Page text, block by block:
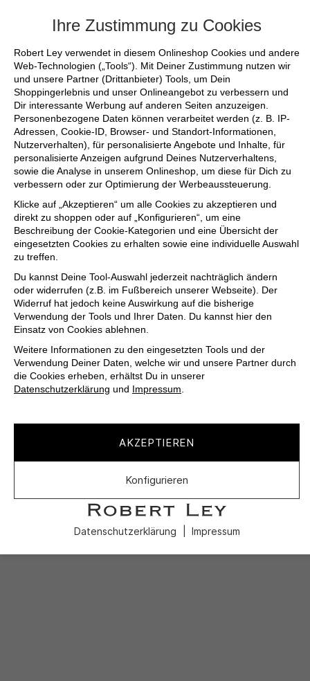
Ihre Zustimmung zu Cookies
Robert Ley verwendet in diesem Onlineshop Cookies und andere
Web-Technologien („Tools“). Mit Deiner Zustimmung nutzen wir
und unsere Partner (Drittanbieter) Tools, um Dein
Shoppingerlebnis und unser Onlineangebot zu verbessern und
Dir interessante Werbung auf anderen Seiten anzuzeigen.
Personenbezogene Daten können verarbeitet werden (z. B. IP-
Adressen, Cookie-ID, Browser- und Standort-Informationen,
Nutzerverhalten), für personalisierte Angebote und Inhalte, für
personalisierte Anzeigen aufgrund Deines Nutzerverhaltens,
sowie die Analyse in unserem Onlineshop, um diese für Dich zu
verbessern oder zur Optimierung der Werbeaussteuerung.
Klicke auf „Akzeptieren“ um alle Cookies zu akzeptieren und
direkt zu shoppen oder auf „Konfigurieren“, um eine
Beschreibung der Cookie-Kategorien und eine Übersicht der
eingesetzten Cookies zu erhalten sowie eine individuelle Auswahl
zu treffen.
Du kannst Deine Tool-Auswahl jederzeit nachträglich ändern
oder widerrufen (z.B. im Fußbereich unserer Webseite). Der
Widerruf hat jedoch keine Auswirkung auf die bisherige
Verwendung der Tools und Ihrer Daten. Du kannst hier den
Einsatz von Cookies ablehnen.
Weitere Informationen zu den eingesetzten Tools und der
Verwendung Deiner Daten, welche wir und unsere Partner durch
die Cookies erheben, erhältst Du in unserer
Datenschutzerklärung und Impressum.
AKZEPTIEREN
Konfigurieren
Datenschutzerklärung Impressum